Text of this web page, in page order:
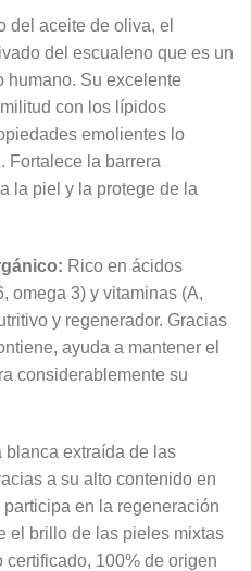
del aceite de oliva, el
del escualeno que es un
humano. Su excelente
con los lípidos
emolientes lo
Fortalece la barrera
la piel y la protege de la
: Rico en ácidos
omega 3) y vitaminas (A,
y regenerador. Gracias
ayuda a mantener el
considerablemente su
blanca extraída de las
a su alto contenido en
en la regeneración
el brillo de las pieles mixtas
100% de origen